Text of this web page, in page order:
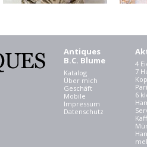
Antiques
B.C. Blume
Katalog
Über mich
Geschäft
Mobile
Impressum
Datenschutz
4
7
6